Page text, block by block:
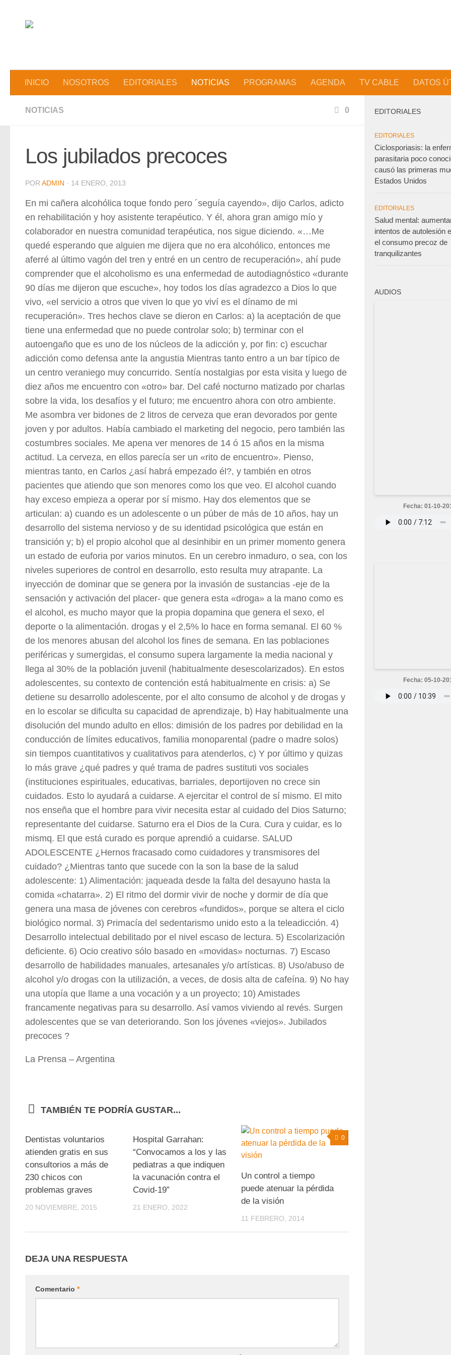
INICIO NOSOTROS EDITORIALES NOTICIAS PROGRAMAS AGENDA TV CABLE DATOS
NOTICIAS 0
Los jubilados precoces
POR ADMIN · 14 ENERO, 2013
En mi cañera alcohólica toque fondo pero ´seguía cayendo», dijo Carlos, adicto
en rehabilitación y hoy asistente terapéutico. Y él, ahora gran amigo mío y
colaborador en nuestra comunidad terapéutica, nos sigue diciendo. «…Me
quedé esperando que alguien me dijera que no era alcohólico, entonces me
aferré al último vagón del tren y entré en un centro de recuperación», ahí pude
comprender que el alcoholismo es una enfermedad de autodiagnóstico «durante
90 días me dijeron que escuche», hoy todos los días agradezco a Dios lo que
vivo, «el servicio a otros que viven lo que yo viví es el dínamo de mi
recuperación». Tres hechos clave se dieron en Carlos: a) la aceptación de que
tiene una enfermedad que no puede controlar solo; b) terminar con el
autoengaño que es uno de los núcleos de la adicción y, por fin: c) escuchar
adicción como defensa ante la angustia Mientras tanto entro a un bar típico de
un centro veraniego muy concurrido. Sentía nostalgias por esta visita y luego de
diez años me encuentro con «otro» bar. Del café nocturno matizado por charlas
sobre la vida, los desafíos y el futuro; me encuentro ahora con otro ambiente.
Me asombra ver bidones de 2 litros de cerveza que eran devorados por gente
joven y por adultos. Había cambiado el marketing del negocio, pero también las
costumbres sociales. Me apena ver menores de 14 ó 15 años en la misma
actitud. La cerveza, en ellos parecía ser un «rito de encuentro». Pienso,
mientras tanto, en Carlos ¿así habrá empezado él?, y también en otros
pacientes que atiendo que son menores como los que veo. El alcohol cuando
hay exceso empieza a operar por sí mismo. Hay dos elementos que se
articulan: a) cuando es un adolescente o un púber de más de 10 años, hay un
desarrollo del sistema nervioso y de su identidad psicológica que están en
transición y; b) el propio alcohol que al desinhibir en un primer momento genera
un estado de euforia por varios minutos. En un cerebro inmaduro, o sea, con los
niveles superiores de control en desarrollo, esto resulta muy atrapante. La
inyección de dominar que se genera por la invasión de sustancias -eje de la
sensación y activación del placer- que genera esta «droga» a la mano como es
el alcohol, es mucho mayor que la propia dopamina que genera el sexo, el
deporte o la alimentación. drogas y el 2,5% lo hace en forma semanal. El 60 %
de los menores abusan del alcohol los fines de semana. En las poblaciones
periféricas y sumergidas, el consumo supera largamente la media nacional y
llega al 30% de la población juvenil (habitualmente desescolarizados). En estos
adolescentes, su contexto de contención está habitualmente en crisis: a) Se
detiene su desarrollo adolescente, por el alto consumo de alcohol y de drogas y
en lo escolar se dificulta su capacidad de aprendizaje, b) Hay habitualmente una
disolución del mundo adulto en ellos: dimisión de los padres por debilidad en la
conducción de límites educativos, familia monoparental (padre o madre solos)
sin tiempos cuantitativos y cualitativos para atenderlos, c) Y por último y quizas
lo más grave ¿qué padres y qué trama de padres sustituti vos sociales
(instituciones espirituales, educativas, barriales, deportijoven no crece sin
cuidados. Esto lo ayudará a cuidarse. A ejercitar el control de sí mismo. El mito
nos enseña que el hombre para vivir necesita estar al cuidado del Dios Saturno;
representante del cuidarse. Saturno era el Dios de la Cura. Cura y cuidar, es lo
mismq. El que está curado es porque aprendió a cuidarse. SALUD
ADOLESCENTE ¿Hernos fracasado como cuidadores y transmisores del
cuidado? ¿Mientras tanto que sucede con la son la base de la salud
adolescente: 1) Alimentación: jaqueada desde la falta del desayuno hasta la
comida «chatarra». 2) El ritmo del dormir vivir de noche y dormir de día que
genera una masa de jóvenes con cerebros «fundidos», porque se altera el ciclo
biológico normal. 3) Primacía del sedentarismo unido esto a la teleadicción. 4)
Desarrollo intelectual debilitado por el nivel escaso de lectura. 5) Escolarización
deficiente. 6) Ocio creativo sólo basado en «movidas» nocturnas. 7) Escaso
desarrollo de habilidades manuales, artesanales y/o artísticas. 8) Uso/abuso de
alcohol y/o drogas con la utilización, a veces, de dosis alta de cafeína. 9) No hay
una utopía que llame a una vocación y a un proyecto; 10) Amistades
francamente negativas para su desarrollo. Así vamos viviendo al revés. Surgen
adolescentes que se van deteriorando. Son los jóvenes «viejos». Jubilados
precoces ?
La Prensa – Argentina
TAMBIÉN TE PODRÍA GUSTAR...
Dentistas voluntarios
atienden gratis en sus
consultorios a más de
230 chicos con
problemas graves
20 NOVIEMBRE, 2015
Hospital Garrahan:
“Convocamos a los y las
pediatras a que indiquen
la vacunación contra el
Covid-19”
21 ENERO, 2022
0
Un control a tiempo
puede atenuar la pérdida
de la visión
11 FEBRERO, 2014
DEJA UNA RESPUESTA
Comentario *
EDITORIALES
EDITORIALES
Ciclosporiasis: la
parasitaria poco
causó las primeras
Estados Unidos
EDITORIALES
Salud mental:
intentos de autolesión
el consumo precoz de
tranquilizantes
AUDIOS
Fecha: 01-10-
Fecha: 05-10-